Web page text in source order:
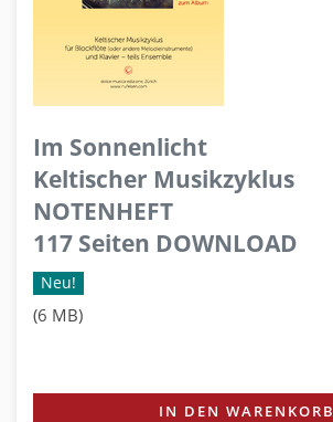
Im Sonnenlicht
Keltischer Musikzyklus
NOTENHEFT
117 Seiten DOWNLOAD
Neu!
(6 MB)
IN DEN WARENKORB